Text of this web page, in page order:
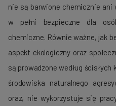
nie są barwione chemicznie ani
w pełni bezpieczne dla
chemiczne. Równie ważne, jak
aspekt ekologiczny oraz
są prowadzone według
środowiska naturalnego
oraz, nie wykorzystuje się